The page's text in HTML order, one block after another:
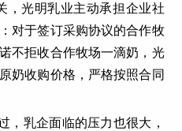
光明乳业主动承担企业社
对于签订采购协议的合作牧
不拒收合作牧场一滴奶，光
奶收购价格，严格按照合同
乳企面临的压力也很大，